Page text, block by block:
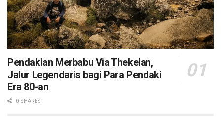
Pendakian Merbabu Via Thekelan,
Jalur Legendaris bagi Para Pendaki
Era 80-an
0 SHARES